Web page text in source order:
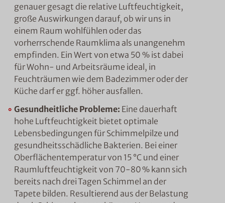
genauer gesagt die relative Luftfeuchtigkeit,
große Auswirkungen darauf, ob wir uns in
einem Raum wohlfühlen oder das
vorherrschende Raumklima als unangenehm
empfinden. Ein Wert von etwa 50 % ist dabei
für Wohn- und Arbeitsräume ideal, in
Feuchträumen wie dem Badezimmer oder der
Küche darf er ggf. höher ausfallen.
Gesundheitliche Probleme: Eine dauerhaft
hohe Luftfeuchtigkeit bietet optimale
Lebensbedingungen für Schimmelpilze und
gesundheitsschädliche Bakterien. Bei einer
Oberflächentemperatur von 15 °C und einer
Raumluftfeuchtigkeit von 70-80 % kann sich
bereits nach drei Tagen Schimmel an der
Tapete bilden. Resultierend aus der Belastung